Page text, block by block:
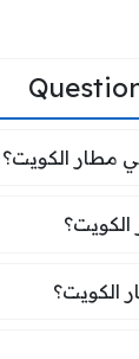
في
مطار الكويت؟
الكويت؟
الكويت؟